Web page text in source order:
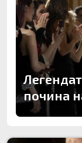
почина